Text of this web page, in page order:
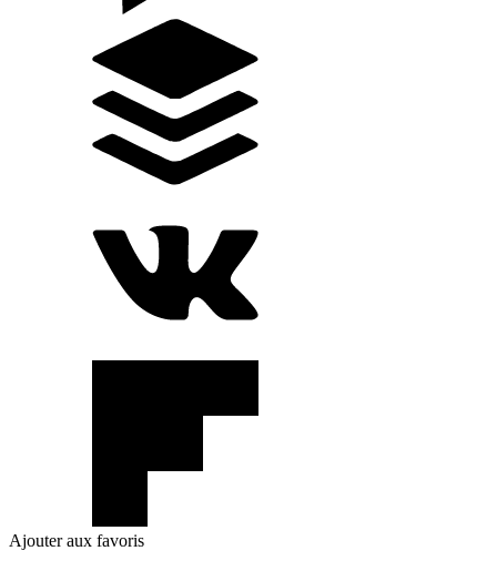
Ajouter aux favoris